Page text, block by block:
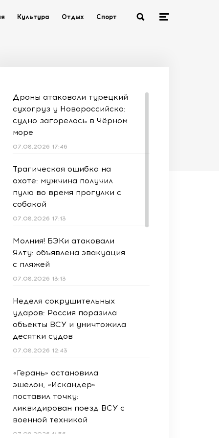
Культура Отдых Спорт
Дроны атаковали турецкий
сухогруз у Новороссийска:
судно загорелось в Чёрном
море
07.08.2026 17:46
Трагическая ошибка на
охоте: мужчина получил
пулю во время прогулки с
собакой
07.08.2026 17:13
Молния! БЭКи атаковали
Ялту: объявлена эвакуация
с пляжей
07.08.2026 13:13
Неделя сокрушительных
ударов: Россия поразила
объекты ВСУ и уничтожила
десятки судов
07.08.2026 12:43
«Герань» остановила
эшелон, «Искандер»
поставил точку:
ликвидирован поезд ВСУ с
военной техникой
07.08.2026 11:56